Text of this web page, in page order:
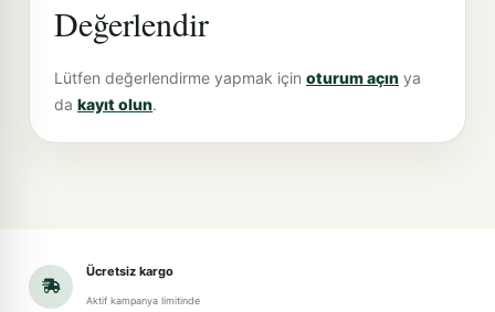
Değerlendir
Lütfen değerlendirme yapmak için oturum açın ya
da kayıt olun.
Ücretsiz kargo
Aktif kampanya limitinde